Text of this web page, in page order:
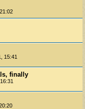
15:41
finally